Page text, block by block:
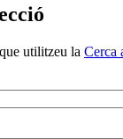
utilitzeu la Cerca